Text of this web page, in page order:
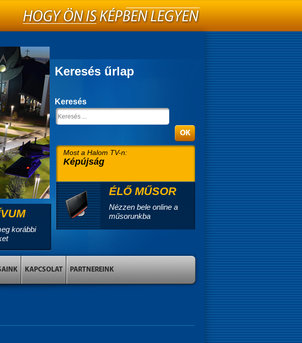
Keresés űrlap
Keresés
Most a Halom TV-n:
Képújság
ÉLŐ MŰSOR
Nézzen bele online a
műsorunkba
korábbi
KAPCSOLAT PARTNEREINK